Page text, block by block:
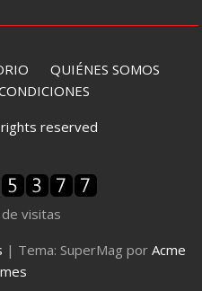
QUIÉNES SOMOS
reserved
visitas
| Tema: SuperMag por Acme